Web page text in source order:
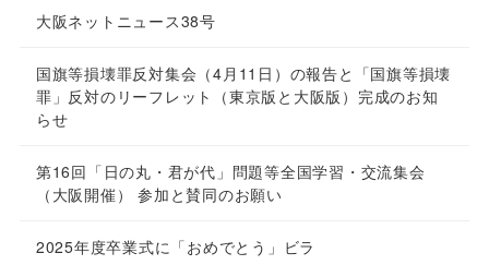
大阪ネットニュース38号
国旗等損壊罪反対集会（4月11日）の報告と「国旗等損壊
罪」反対のリーフレット（東京版と大阪版）完成のお知
らせ
第16回「日の丸・君が代」問題等全国学習・交流集会
（大阪開催） 参加と賛同のお願い
2025年度卒業式に「おめでとう」ビラ